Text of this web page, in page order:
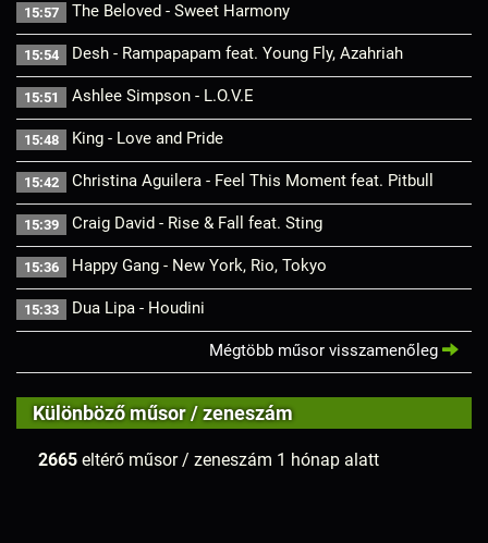
15:57 The Beloved - Sweet Harmony
15:54 Desh - Rampapapam feat. Young Fly, Azahriah
15:51 Ashlee Simpson - L.O.V.E
15:48 King - Love and Pride
15:42 Christina Aguilera - Feel This Moment feat. Pitbull
15:39 Craig David - Rise & Fall feat. Sting
15:36 Happy Gang - New York, Rio, Tokyo
15:33 Dua Lipa - Houdini
Mégtöbb műsor visszamenőleg
Különböző műsor / zeneszám
2665 eltérő műsor / zeneszám 1 hónap alatt